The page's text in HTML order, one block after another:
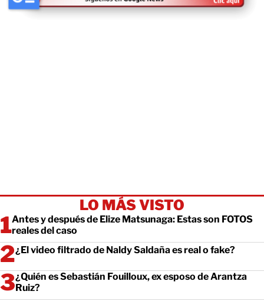
LO MÁS VISTO
Antes y después de Elize Matsunaga: Estas son FOTOS
reales del caso
¿El video filtrado de Naldy Saldaña es real o fake?
¿Quién es Sebastián Fouilloux, ex esposo de Arantza
Ruiz?